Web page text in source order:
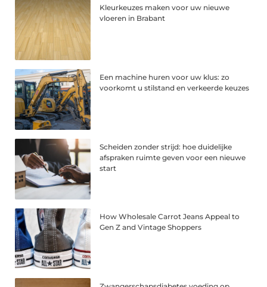
Kleurkeuzes maken voor uw nieuwe
vloeren in Brabant
Een machine huren voor uw klus: zo
voorkomt u stilstand en verkeerde keuzes
Scheiden zonder strijd: hoe duidelijke
afspraken ruimte geven voor een nieuwe
start
How Wholesale Carrot Jeans Appeal to
Gen Z and Vintage Shoppers